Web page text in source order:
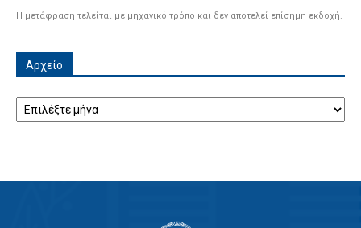
Η μετάφραση τελείται με μηχανικό τρόπο και δεν αποτελεί επίσημη εκδοχή.
Αρχείο
Αρχείο